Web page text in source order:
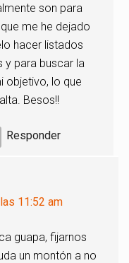
son para
me he dejado
hacer listados
para buscar la
objetivo, lo que
Besos!!
Responder
11:52 am
guapa, fijarnos
un montón a no